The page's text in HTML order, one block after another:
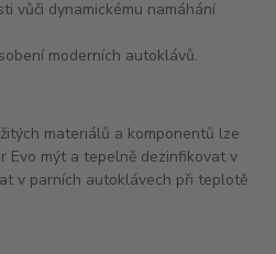
vůči dynamickému namáhání
moderních autoklávů.
materiálů a komponentů lze
Evo mýt a tepelně dezinfikovat v
v parních autoklávech při teplotě